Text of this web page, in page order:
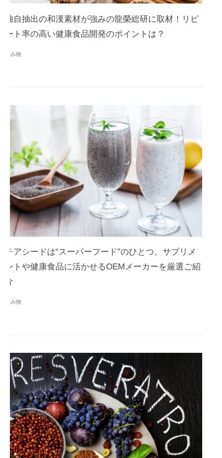
独自抽出の和漢素材が強みの龍榮総研に取材！リピ
ート率の高い健康食品開発のポイントは？
読み物
チアシードは“スーパーフード”のひとつ。サプリメ
ントや健康食品に活かせるOEMメーカーを厳選ご紹
介
読み物